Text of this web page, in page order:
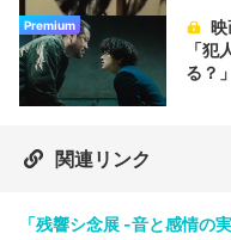
Premium
映
「
る？」
関連リンク
「残響シ念展 -音と感情の